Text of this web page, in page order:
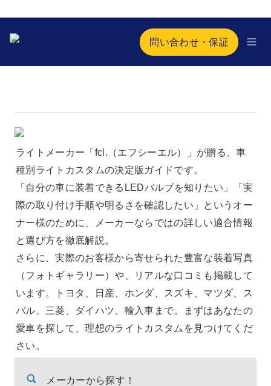
問い合わせ・保証
ライトメーカー「fcl.（エフシーエル）」が贈る、車
種別ライトカスタムの決定版ガイドです。
「自分の車に装着できるLEDバルブを知りたい」「実
際の取り付け手順や明るさを確認したい」というオー
ナー様のために、メーカーならではの詳しい適合情報
と選び方を徹底解説。
さらに、実際のお客様から寄せられた豊富な装着写真
（フォトギャラリー）や、リアルな口コミも掲載して
います。トヨタ、日産、ホンダ、スズキ、マツダ、ス
バル、三菱、ダイハツ、輸入車まで。まずはあなたの
愛車を探して、理想のライトカスタムを見つけてくだ
メーカーから探す！